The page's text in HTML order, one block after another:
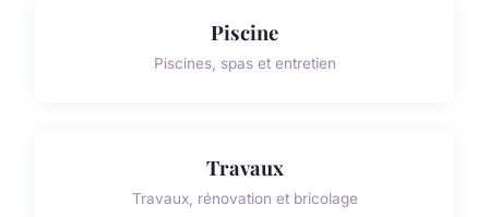
Piscine
Piscines, spas et entretien
Travaux
Travaux, rénovation et bricolage